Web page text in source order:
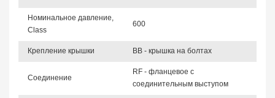
Номинальное давление,
Class
600
Крепление крышки BB - крышка на болтах
Соединение
RF - фланцевое с
соединительным выступом